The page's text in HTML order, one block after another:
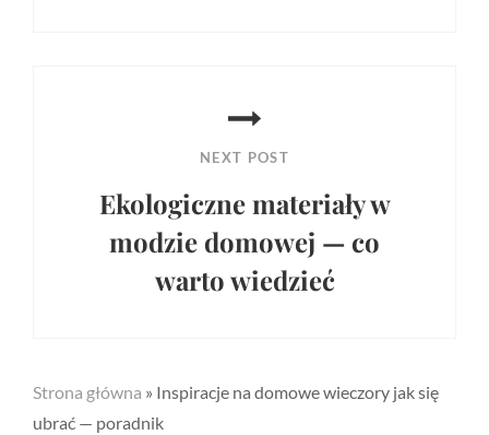
NEXT POST
Ekologiczne materiały w
modzie domowej — co
warto wiedzieć
Strona główna » Inspiracje na domowe wieczory jak się
ubrać — poradnik